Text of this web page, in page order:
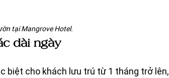
tại Mangrove Hotel.
dài ngày
biệt cho khách lưu trú từ 1 tháng trở lên,